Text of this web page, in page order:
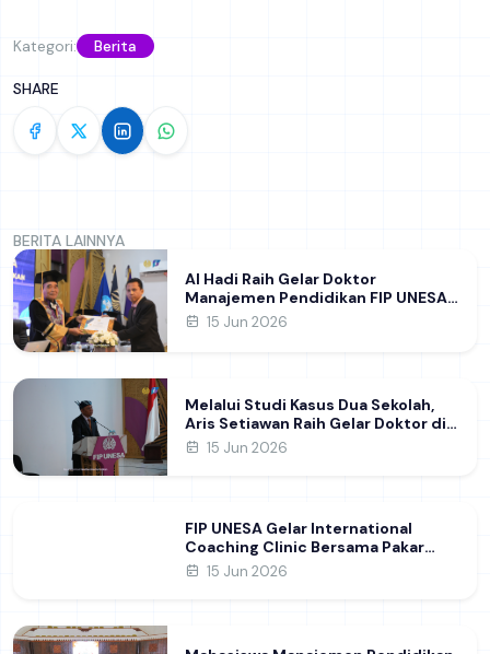
Kategori: Berita
SHARE
BERITA LAINNYA
Al Hadi Raih Gelar Doktor
Manajemen Pendidikan FIP UNESA
melalui Riset Pembentukan
15 Jun 2026
Melalui Studi Kasus Dua Sekolah,
Aris Setiawan Raih Gelar Doktor di
FIP UNESA Usai Kupas Manajemen
15 Jun 2026
FIP UNESA Gelar International
Coaching Clinic Bersama Pakar
Khon Kaen University Thailand,
Ilmiah Internasional dukung SDG 4
15 Jun 2026